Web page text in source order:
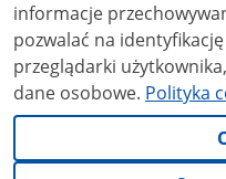
informacje
pozwalać na
przeglądarki
dane osobowe. Polityka